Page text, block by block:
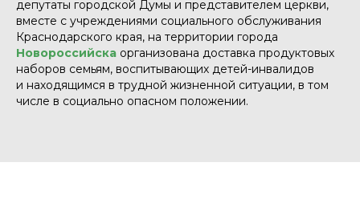
депутаты городской Думы и представителем церкви,
вместе с учреждениями социального обслуживания
Краснодарского края, на территории города
Новороссийска организована доставка продуктовых
наборов семьям, воспитывающих детей-инвалидов
и находящимся в трудной жизненной ситуации, в том
числе в социально опасном положении.